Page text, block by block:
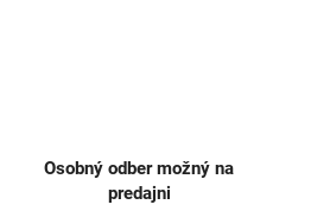
Osobný odber možný na
predajni